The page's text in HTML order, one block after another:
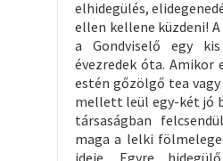
elhidegülés,
ellen kellene küzdeni!
a Gondviselő egy
évezredek óta. Amikor
estén gőzölgő tea
mellett leül egy-két jó
társaságban
maga a lelki
ideje. Egyre